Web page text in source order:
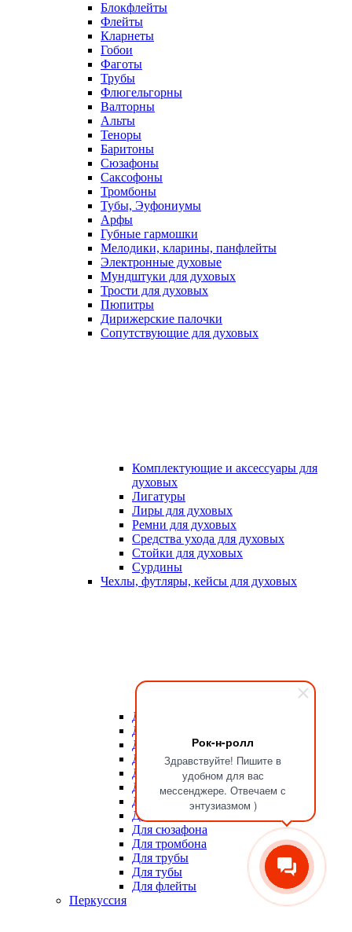
Рок-н-ролл
Здравствуйте! Пишите в
удобном для вас
мессенджере. Отвечаем с
энтузиазмом )
Блокфлейты
Флейты
Кларнеты
Гобои
Фаготы
Трубы
Флюгельгорны
Валторны
Альты
Теноры
Баритоны
Сюзафоны
Саксофоны
Тромбоны
Тубы, Эуфониумы
Арфы
Губные гармошки
Мелодики, кларины, панфлейты
Электронные духовые
Мундштуки для духовых
Трости для духовых
Пюпитры
Дирижерские палочки
Сопутствующие для духовых
Комплектующие и аксессуары для
духовых
Лигатуры
Лиры для духовых
Ремни для духовых
Средства ухода для духовых
Стойки для духовых
Сурдины
Чехлы, футляры, кейсы для духовых
Для мундштуков
Для тростей
Для альта
Для баритона
Для валторны
Для гобоя
Для кларнета
Для саксофона
Для сюзафона
Для тромбона
Для трубы
Для тубы
Для флейты
Перкуссия